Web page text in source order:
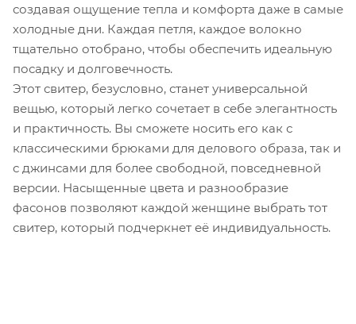
создавая ощущение тепла и комфорта даже в самые
холодные дни. Каждая петля, каждое волокно
тщательно отобрано, чтобы обеспечить идеальную
посадку и долговечность.
Этот свитер, безусловно, станет универсальной
вещью, который легко сочетает в себе элегантность
и практичность. Вы сможете носить его как с
классическими брюками для делового образа, так и
с джинсами для более свободной, повседневной
версии. Насыщенные цвета и разнообразие
фасонов позволяют каждой женщине выбрать тот
свитер, который подчеркнет её индивидуальность.